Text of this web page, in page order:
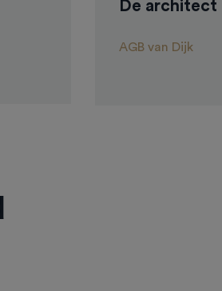
De architect
AGB van Dijk